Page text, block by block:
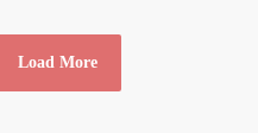
Load More